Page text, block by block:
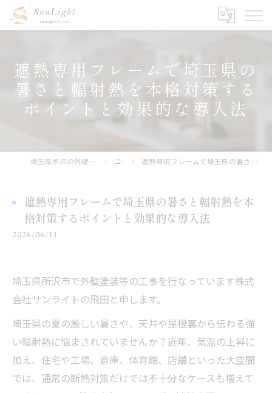
遮熱専用フレームで埼玉県の
暑さと輻射熱を本格対策する
ポイントと効果的な導入法
埼玉県所沢の外壁塗装なら株式会社サンライト コラム 遮熱専用フレームで埼玉県の暑さと輻射熱を本格対策するポイントと効果的な導入法
遮熱専用フレームで埼玉県の暑さと輻射熱を本
格対策するポイントと効果的な導入法
2026/06/11
埼玉県所沢市で外壁塗装等の工事を行なっています株式
会社サンライトの飛田と申します。
埼玉県の夏の厳しい暑さや、天井や屋根裏から伝わる強
い輻射熱に悩まされていませんか？近年、気温の上昇に
加え、住宅や工場、倉庫、体育館、店舗といった大空間
では、通常の断熱対策だけでは不十分なケースも増えて